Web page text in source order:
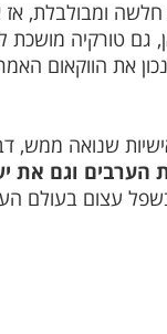
ומבולבלת, אז
טורקיה מושכת
את הווקאום
שנואה ממש,
הערבים וגם את
עצום בעולם